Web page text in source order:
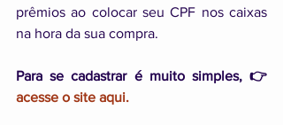
prêmios ao colocar seu CPF nos caixas
na hora da sua compra.
acesse o site aqui.